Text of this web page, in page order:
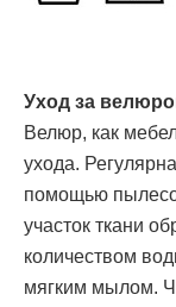
Уход за
Велюр, как
ухода.
помощью
участок ткани
количеством
мягким мылом.